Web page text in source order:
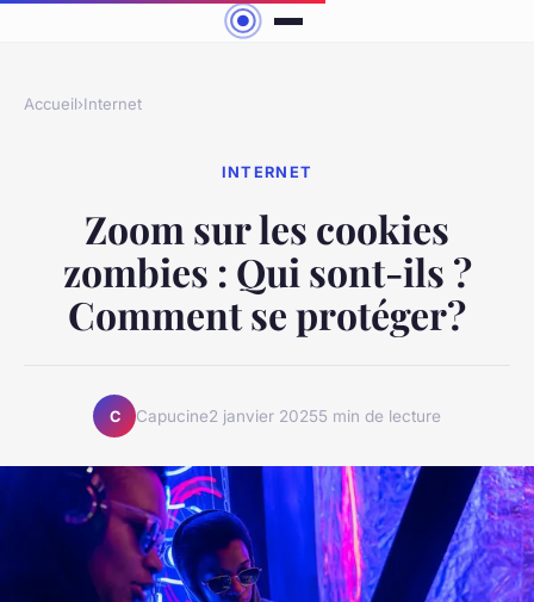
Accueil›Internet
INTERNET
Zoom sur les cookies
zombies : Qui sont-ils ?
Comment se protéger?
C Capucine2 janvier 20255 min de lecture